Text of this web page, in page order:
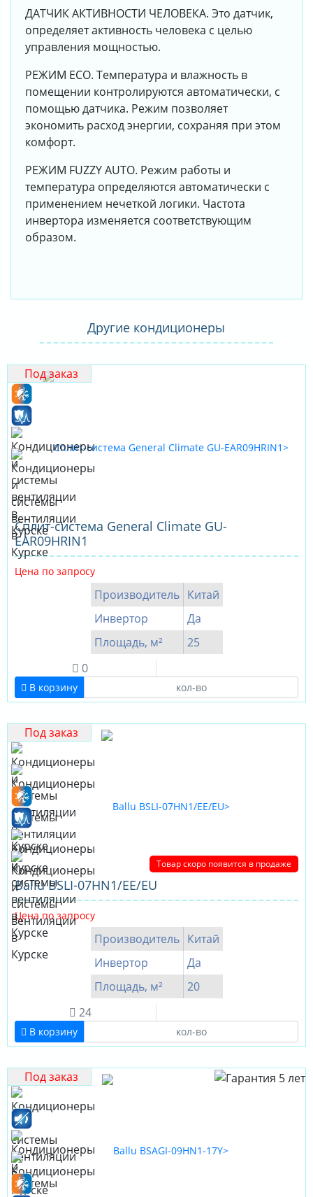
ДАТЧИК АКТИВНОСТИ ЧЕЛОВЕКА. Это датчик,
определяет активность человека с целью
управления мощностью.
РЕЖИМ ECO. Температура и влажность в
помещении контролируются автоматически, с
помощью датчика. Режим позволяет
экономить расход энергии, сохраняя при этом
комфорт.
РЕЖИМ FUZZY AUTO. Режим работы и
температура определяются автоматически с
применением нечеткой логики. Частота
инвертора изменяется соответствующим
образом.
Другие кондиционеры
Под заказ
Сплит-система General Climate GU-
EAR09HRIN1
Цена по запросу
Производитель Китай
Инвертор
Да
Площадь, м²
25
0
В корзину
Под заказ
Товар скоро появится в продаже
Ballu BSLI-07HN1/EE/EU
Цена по запросу
Производитель Китай
Инвертор
Да
Площадь, м²
20
24
В корзину
Под заказ